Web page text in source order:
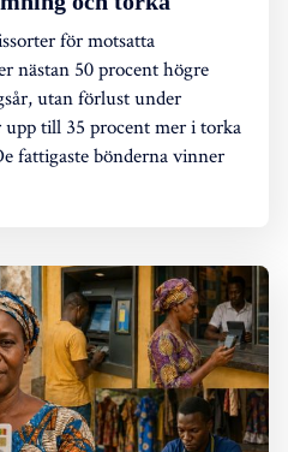
för motsatta
nästan 50 procent högre
utan förlust under
till 35 procent mer i torka
fattigaste bönderna vinner